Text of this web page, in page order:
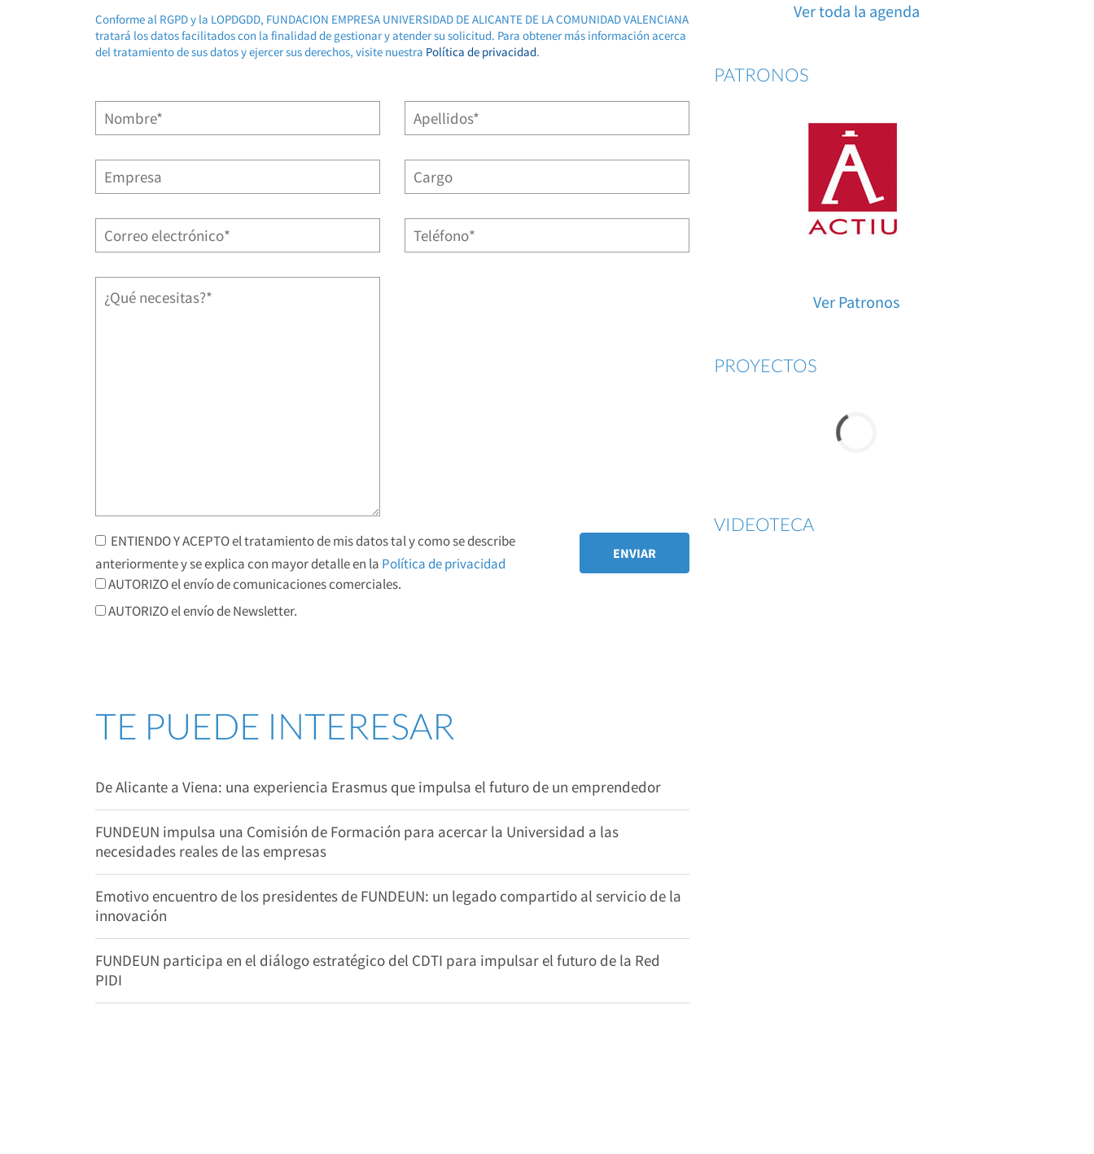
Conforme al RGPD y la LOPDGDD, FUNDACION EMPRESA UNIVERSIDAD DE ALICANTE DE LA COMUNIDAD VALENCIANA
tratará los datos facilitados con la finalidad de gestionar y atender su solicitud. Para obtener más información acerca
del tratamiento de sus datos y ejercer sus derechos, visite nuestra Política de privacidad.
ENTIENDO Y ACEPTO el tratamiento de mis datos tal y como se describe
anteriormente y se explica con mayor detalle en la Política de privacidad
AUTORIZO el envío de comunicaciones comerciales.
AUTORIZO el envío de Newsletter.
TE PUEDE INTERESAR
De Alicante a Viena: una experiencia Erasmus que impulsa el futuro de un emprendedor
FUNDEUN impulsa una Comisión de Formación para acercar la Universidad a las
necesidades reales de las empresas
Emotivo encuentro de los presidentes de FUNDEUN: un legado compartido al servicio de la
innovación
FUNDEUN participa en el diálogo estratégico del CDTI para impulsar el futuro de la Red
PIDI
Ver toda la agenda
PATRONOS
Ver Patronos
PROYECTOS
VIDEOTECA